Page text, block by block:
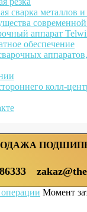
сварка металлов
обеспечение
колл-
Момент